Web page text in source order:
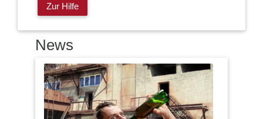
Zur Hilfe
News